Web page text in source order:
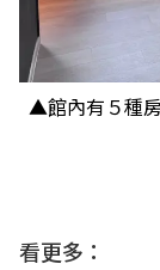
▲館內有５種
看更多：